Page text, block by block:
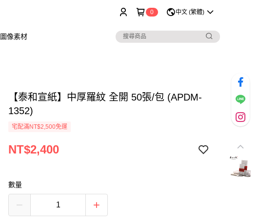
0 中文 (繁體)
圖像素材
【泰和宣紙】中厚羅紋 全開 50張/包 (APDM-
1352)
宅配滿NT$2,500免運
NT$2,400
數量